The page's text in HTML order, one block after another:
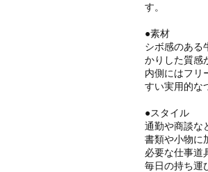
す。
●素材
シボ感のある
かりした質感
内側にはフリ
すい実用的な
●スタイル
通勤や商談な
書類や小物に
必要な仕事道
毎日の持ち運